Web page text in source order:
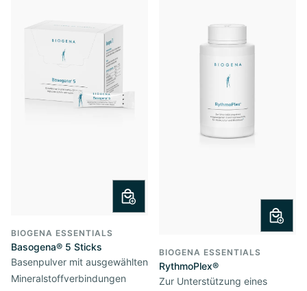
BIOGENA ESSENTIALS
Basogena® 5 Sticks
Basenpulver mit ausgewählten
Mineralstoffverbindungen
BIOGENA ESSENTIALS
RythmoPlex®
Zur Unterstützung eines